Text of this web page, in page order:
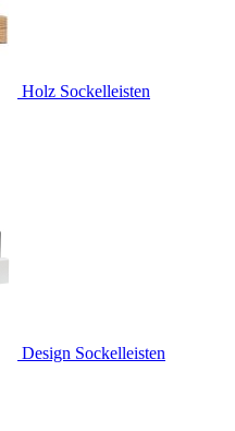
Holz Sockelleisten
Design Sockelleisten